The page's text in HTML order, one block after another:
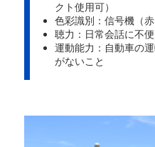
クト使用可）
色彩識別：信号機（
聴力：日常会話に不
運動能力：自動車の
がないこと